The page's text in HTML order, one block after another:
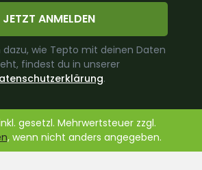
JETZT ANMELDEN
wie Tepto mit deinen Daten
findest du in unserer
.
gesetzl. Mehrwertsteuer zzgl.
, wenn nicht anders angegeben.